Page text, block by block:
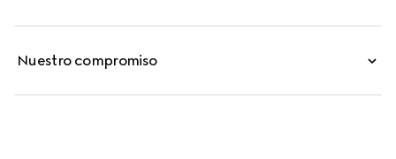
Nuestro compromiso